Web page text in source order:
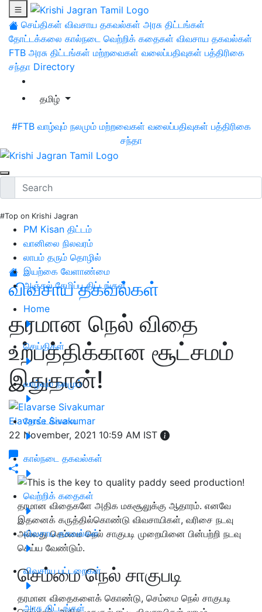
செய்திகள் விவசாய தகவல்கள் அரசு திட்டங்கள்
தோட்டக்கலை கால்நடை வெற்றிக் கதைகள் விவசாய தகவல்கள்
FTB அரசு திட்டங்கள் மற்றவைகள் வலைப்பதிவுகள் பத்திரிகை
சந்தா Directory
தமிழ்
#FTB வாழ்வும் நலமும் மற்றவைகள் வலைப்பதிவுகள் பத்திரிகை
சந்தா
#Top on Krishi Jagran
PM Kisan திட்டம்
வானிலை நிலவரம்
லாபம் தரும் தொழில்
இயற்கை வேளாண்மை
அஞ்சல் சேமிப்பு திட்டங்கள்
Home
செய்திகள்
வாழ்வும் நலமும்
தோட்டக்கலை
கால்நடை தகவல்கள்
வெற்றிக் கதைகள்
விவசாய தகவல்கள்
விவசாய பட்டறைகள்
அரசு திட்டங்கள்
விவசாய தகவல்கள்
தரமான நெல் விதை
உற்பத்திக்கான சூட்சமம்
இதுதான்!
Elavarse Sivakumar
22 November, 2021 10:59 AM IST
தரமான விதைகளே அதிக மகசூலுக்கு ஆதாரம். எனவே
இதனைக் கருத்தில்கொண்டு விவசாயிகள், வரிசை நடவு
அல்லது செம்மை நெல் சாகுபடி முறையினை பின்பற்றி நடவு
செய்ய வேண்டும்.
செம்மை நெல் சாகுபடி
தரமான விதைகளைக் கொண்டு, செம்மை நெல் சாகுபடி